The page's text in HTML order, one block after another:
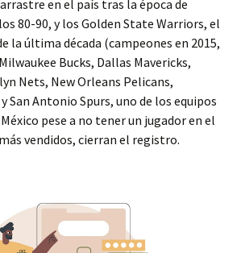
en el país tras la época de
80-90, y los Golden State Warriors, el
la última década (campeones en 2015,
Bucks, Dallas Mavericks,
Nets, New Orleans Pelicans,
Antonio Spurs, uno de los equipos
pese a no tener un jugador en el
vendidos, cierran el registro.